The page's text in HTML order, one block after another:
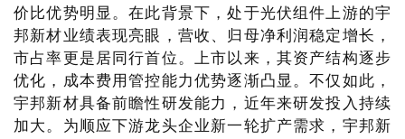
价比优势明显。在此背景下，处于光伏组件上游的宇
邦新材业绩表现亮眼，营收、归母净利润稳定增长，
市占率更是居同行首位。上市以来，其资产结构逐步
优化，成本费用管控能力优势逐渐凸显。不仅如此，
宇邦新材具备前瞻性研发能力，近年来研发投入持续
加大。为顺应下游龙头企业新一轮扩产需求，宇邦新